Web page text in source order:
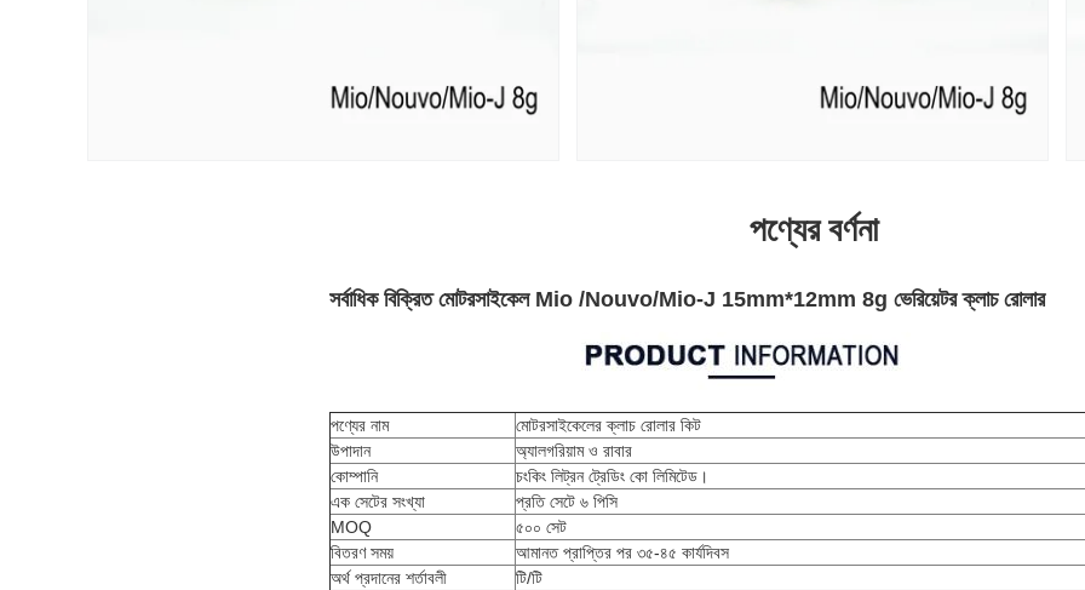
পণ্যের বর্ণনা
সর্বাধিক বিক্রিত মোটরসাইকেল Mio /Nouvo/Mio-J 15mm*12mm 8g ভেরিয়েটর ক্লাচ রোলার
পণ্যের নাম
মোটরসাইকেলের ক্লাচ রোলার কিট
উপাদান
অ্যালগরিয়াম ও রাবার
কোম্পানি
চংকিং লিট্রন ট্রেডিং কো লিমিটেড।
এক সেটের সংখ্যা
প্রতি সেটে ৬ পিসি
MOQ
৫০০ সেট
বিতরণ সময়
আমানত প্রাপ্তির পর ৩৫-৪৫ কার্যদিবস
অর্থ প্রদানের শর্তাবলী
টি/টি